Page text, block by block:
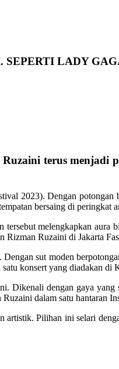
LADY
terus
2023). Dengan potongan
bersaing di peringkat
melengkapkan aura
Rizman Ruzaini di Jakarta
sut moden
konsert yang diadakan di
Dikenali dengan gaya yang
dalam satu hantaran
artistik. Pilihan ini selari